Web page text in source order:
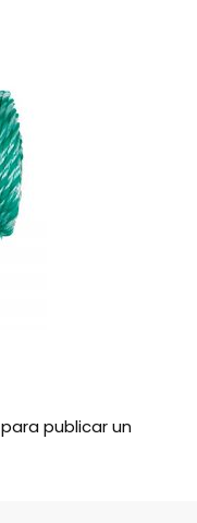
para publicar un